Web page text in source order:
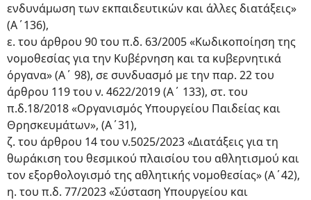
ενδυνάμωση των εκπαιδευτικών και άλλες διατάξεις»
(Α΄136),
ε. του άρθρου 90 του π.δ. 63/2005 «Κωδικοποίηση της
νομοθεσίας για την Κυβέρνηση και τα κυβερνητικά
όργανα» (Α΄ 98), σε συνδυασμό με την παρ. 22 του
άρθρου 119 του ν. 4622/2019 (Α΄ 133), στ. του
π.δ.18/2018 «Οργανισμός Υπουργείου Παιδείας και
Θρησκευμάτων», (Α΄31),
ζ. του άρθρου 14 του ν.5025/2023 «Διατάξεις για τη
θωράκιση του θεσμικού πλαισίου του αθλητισμού και
τον εξορθολογισμό της αθλητικής νομοθεσίας» (Α΄42),
η. του π.δ. 77/2023 «Σύσταση Υπουργείου και